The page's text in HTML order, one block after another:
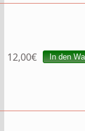
12,00€